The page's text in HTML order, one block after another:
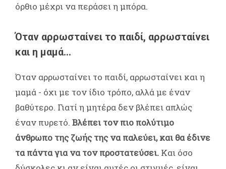
όρθιο μέχρι να περάσει η μπόρα.
Όταν αρρωσταίνει το παιδί, αρρωσταίνει
και η μαμά...
Όταν αρρωσταίνει το παιδί, αρρωσταίνει και η
μαμά - όχι με τον ίδιο τρόπο, αλλά με έναν
βαθύτερο. Γιατί η μητέρα δεν βλέπει απλώς
έναν πυρετό. Βλέπει τον πιο πολύτιμο
άνθρωπο της ζωής της να παλεύει, και θα έδινε
τα πάντα για να τον προστατεύσει. Και όσο